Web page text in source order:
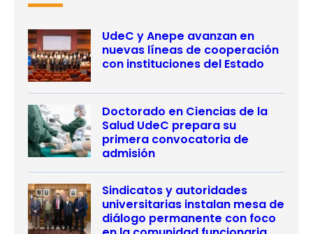
UdeC y Anepe avanzan en
nuevas líneas de cooperación
con instituciones del Estado
Doctorado en Ciencias de la
Salud UdeC prepara su
primera convocatoria de
admisión
Sindicatos y autoridades
universitarias instalan mesa de
diálogo permanente con foco